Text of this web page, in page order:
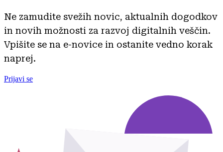
Ne zamudite svežih novic, aktualnih dogodkov
in novih možnosti za razvoj digitalnih veščin.
Vpišite se na e-novice in ostanite vedno korak
naprej.
Prijavi se